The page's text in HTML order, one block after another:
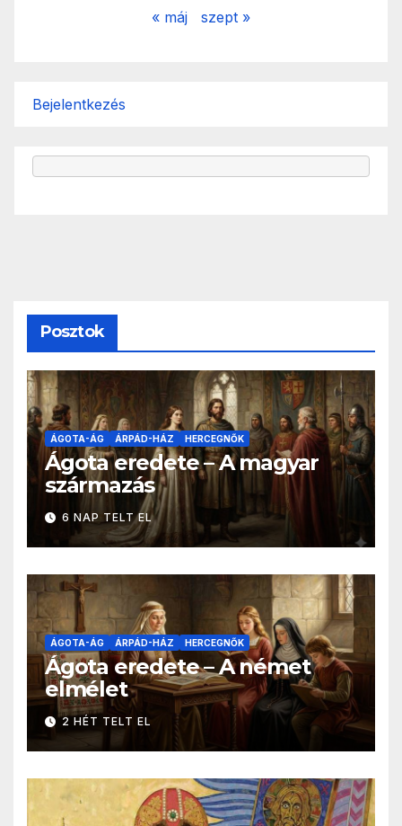
« máj szept »
Bejelentkezés
Posztok
ÁGOTA-ÁG ÁRPÁD-HÁZ HERCEGNŐK
Ágota eredete – A magyar
származás
6 NAP TELT EL
ÁGOTA-ÁG ÁRPÁD-HÁZ HERCEGNŐK
Ágota eredete – A német
elmélet
2 HÉT TELT EL